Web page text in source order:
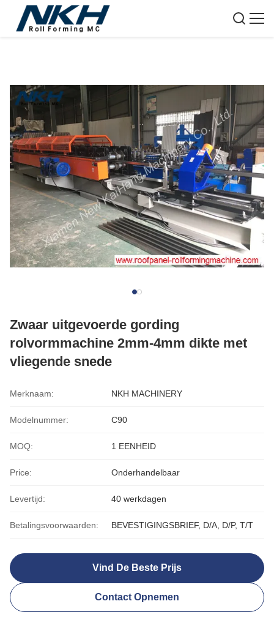
Zwaar uitgevoerde gording
rolvormmachine 2mm-4mm dikte met
vliegende snede
Merknaam: NKH MACHINERY
Modelnummer: C90
MOQ: 1 EENHEID
Price: Onderhandelbaar
Levertijd: 40 werkdagen
Betalingsvoorwaarden: BEVESTIGINGSBRIEF, D/A, D/P, T/T
Vind De Beste Prijs
Contact Opnemen